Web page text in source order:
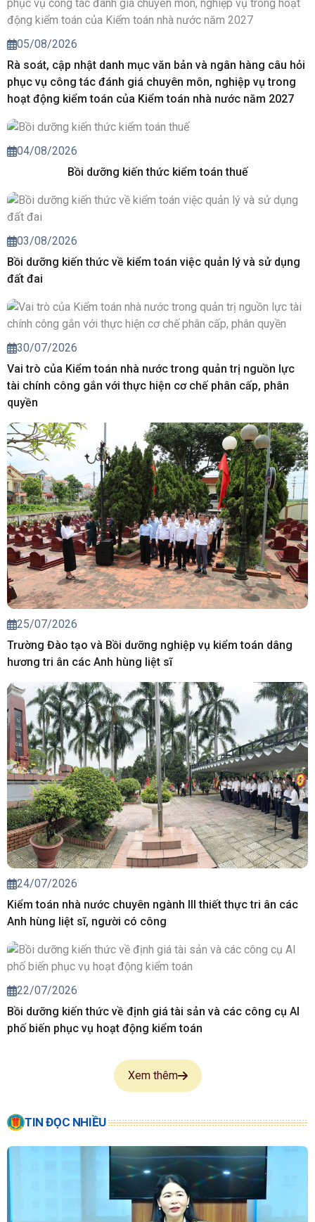
05/08/2026
Rà soát, cập nhật danh mục văn bản và ngân hàng câu hỏi
phục vụ công tác đánh giá chuyên môn, nghiệp vụ trong
hoạt động kiểm toán của Kiểm toán nhà nước năm 2027
04/08/2026
Bồi dưỡng kiến thức kiểm toán thuế
03/08/2026
Bồi dưỡng kiến thức về kiểm toán việc quản lý và sử dụng
đất đai
30/07/2026
Vai trò của Kiểm toán nhà nước trong quản trị nguồn lực
tài chính công gắn với thực hiện cơ chế phân cấp, phân
quyền
25/07/2026
Trường Đào tạo và Bồi dưỡng nghiệp vụ kiểm toán dâng
hương tri ân các Anh hùng liệt sĩ
24/07/2026
Kiểm toán nhà nước chuyên ngành III thiết thực tri ân các
Anh hùng liệt sĩ, người có công
22/07/2026
Bồi dưỡng kiến thức về định giá tài sản và các công cụ AI
phố biến phục vụ hoạt động kiểm toán
Xem thêm
TIN ĐỌC NHIỀU